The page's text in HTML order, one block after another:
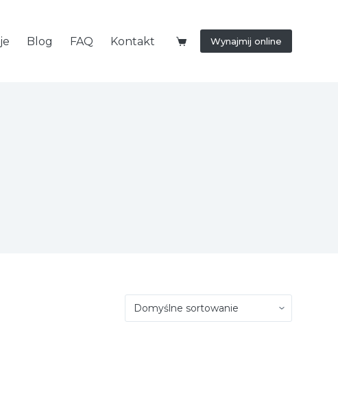
Blog FAQ Kontakt Koszyk Wynajmij online